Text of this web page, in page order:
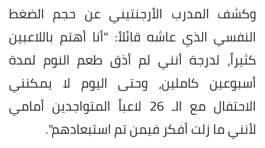
وكشف المدرب الأرجنتيني عن حجم الضغط
النفسي الذي عاشه قائلاً: "أنا أهتم باللاعبين
كثيراً، لدرجة أنني لم أذق طعم النوم لمدة
أسبوعين كاملين، وحتى اليوم لا يمكنني
الاحتفال مع الـ 26 لاعباً المتواجدين أمامي
لأنني ما زلت أفكر فيمن تم استبعادهم".